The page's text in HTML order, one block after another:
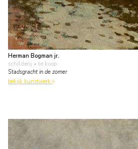
Herman Bogman jr.
schilderij • te koop
Stadsgracht in de zomer
bekijk kunstwerk